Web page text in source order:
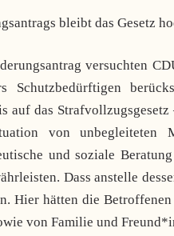
bleibt das Gesetz
versuchten
Schutzbedürftigen
auf das
von
und soziale
Dass anstelle
Hier hätten die
von Familie und